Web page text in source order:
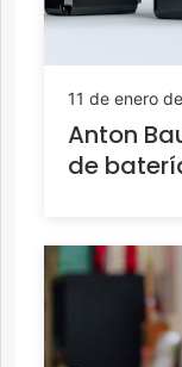
11 de enero
Anton
de